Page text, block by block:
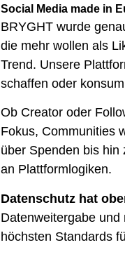
Social Media made in
BRYGHT wurde
die mehr wollen als
Trend. Unsere
schaffen oder
Ob Creator oder
Fokus, Communities
über Spenden bis
an Plattformlogiken.
Datenschutz hat
Datenweitergabe
höchsten Standards